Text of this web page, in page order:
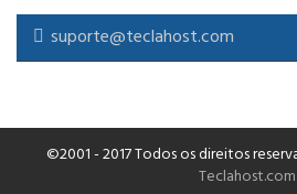
suporte@teclahost.com
©2001 - 2017 Todos os direitos
Teclahost.com